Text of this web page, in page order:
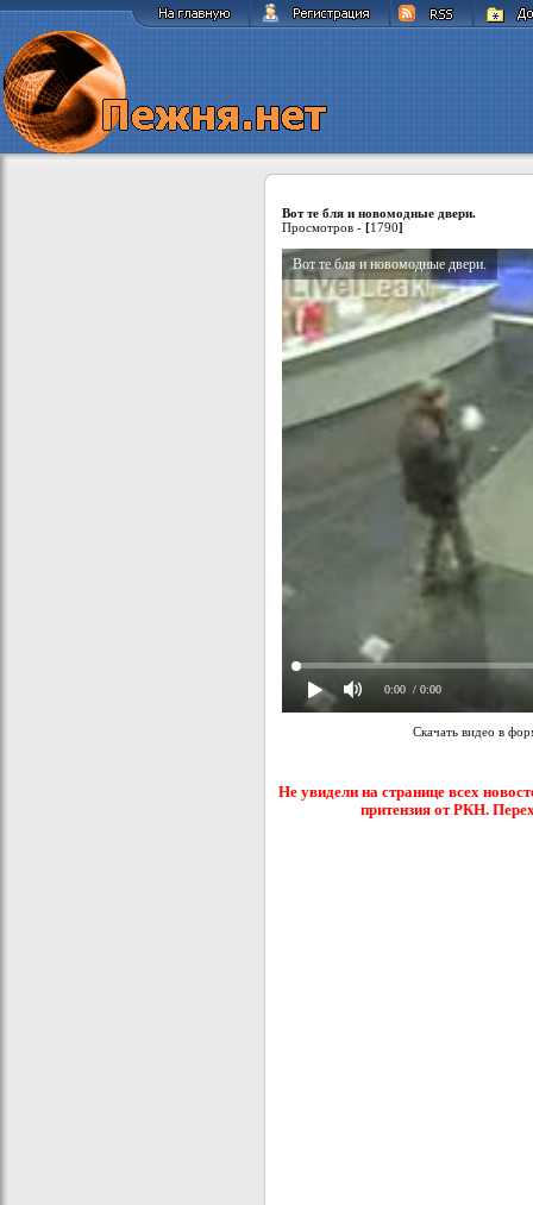
Вот те бля и новомодные двери.
Просмотров - [1790]
Вот те бля и новомодные двери.
0:00 / 0:00
Скачать видео в
Не увидели на странице всех
притензия от РКН.